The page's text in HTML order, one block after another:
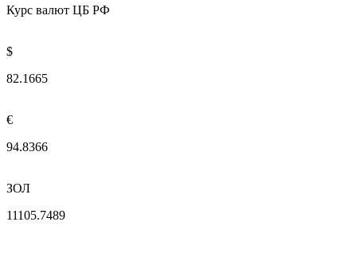
Курс валют ЦБ РФ
$
82.1665
€
94.8366
ЗОЛ
11105.7489